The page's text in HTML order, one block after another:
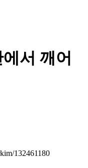
서 깨어
132461180